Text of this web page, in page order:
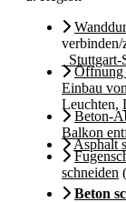
verbinden/
_Stuttgart-
Öffnung
Einbau
Leuchten,
Beton-
Balkon
Asphalt
schneiden
Beton